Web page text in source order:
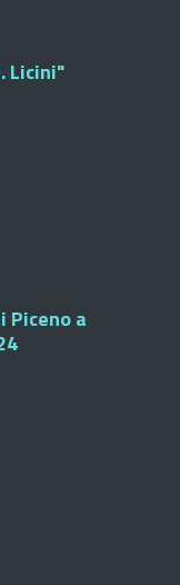
Licini"
Piceno a